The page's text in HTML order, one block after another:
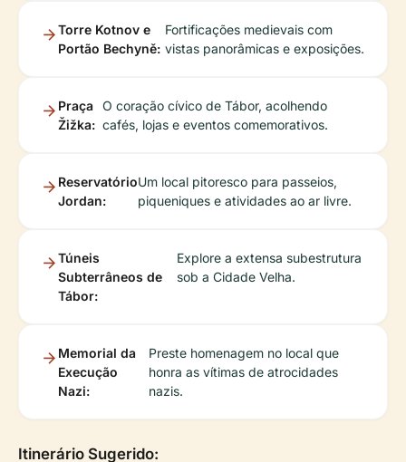
Torre Kotnov e
Portão Bechyně:
Fortificações medievais com
vistas panorâmicas e exposições.
Praça
Žižka:
O coração cívico de Tábor, acolhendo
cafés, lojas e eventos comemorativos.
Reservatório
Jordan:
Um local pitoresco para passeios,
piqueniques e atividades ao ar livre.
Túneis
Subterrâneos de
Tábor:
Explore a extensa subestrutura
sob a Cidade Velha.
Memorial da
Execução
Nazi:
Preste homenagem no local que
honra as vítimas de atrocidades
nazis.
Itinerário Sugerido: